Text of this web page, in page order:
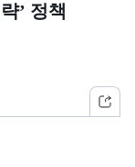
’ 정책